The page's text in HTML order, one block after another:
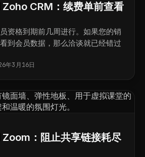
CRM：续费单前查看
资格到期前几周进行。如果您的销
到会员数据，那么洽谈就已经错过
年3月16日
：阻止共享链接耗尽